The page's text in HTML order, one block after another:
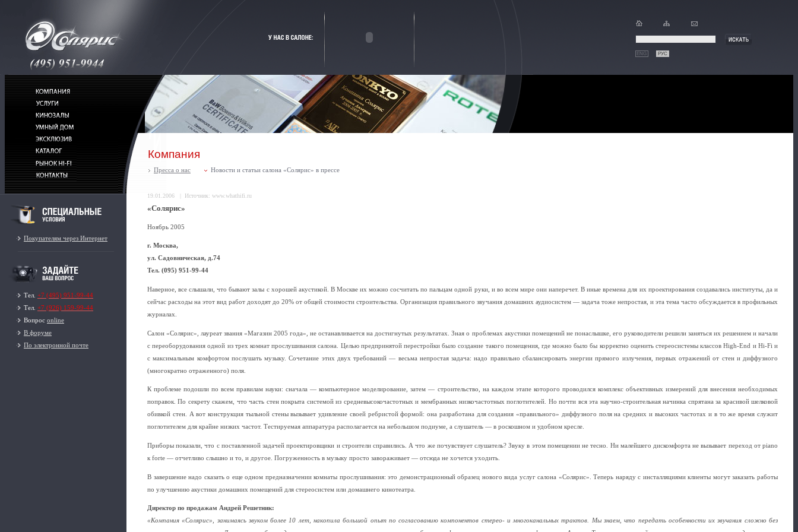
ENG РУС
Покупателям через Интернет
Тел. +7 (495) 951-99-44
Тел. +7 (926) 159-99-44
Вопрос online
В форуме
По электронной почте
Компания
Пресса о нас Новости и статьи салона «Солярис» в прессе
19.01.2006 | Источник: www.whathifi.ru
«Солярис»
Ноябрь 2005
г. Москва,
ул. Садовническая, д.74
Тел. (095) 951-99-44
Наверное, все слышали, что бывают залы с хорошей акустикой. В Москве их можно сосчитать по пальцам одной руки, и во всем мире они наперечет. В иные времена для их проектирования создавались институты, да и
сейчас расходы на этот вид работ доходят до 20% от общей стоимости строительства. Организация правильного звучания домашних аудиосистем — задача тоже непростая, и эта тема часто обсуждается в профильных
журналах.
Салон «Солярис», лауреат звания «Магазин 2005 года», не останавливается на достигнутых результатах. Зная о проблемах акустики помещений не понаслышке, его руководители решили заняться их решением и начали
с переоборудования одной из трех комнат прослушивания салона. Целью предпринятой перестройки было создание такого помещения, где можно было бы корректно оценить стереосистемы классов High-End и Hi-Fi и
с максимальным комфортом послушать музыку. Сочетание этих двух требований — весьма непростая задача: надо правильно сбалансировать энергии прямого излучения, первых отражений от стен и диффузного
(многократно отраженного) поля.
К проблеме подошли по всем правилам науки: сначала — компьютерное моделирование, затем — строительство, на каждом этапе которого проводился комплекс объективных измерений для внесения необходимых
поправок. По секрету скажем, что часть стен покрыта системой из средневысокочастотных и мембранных низкочастотных поглотителей. Но почти вся эта научно-строительная начинка спрятана за красивой шелковой
обивкой стен. А вот конструкция тыльной стены вызывает удивление своей ребристой формой: она разработана для создания «правильного» диффузного поля на средних и высоких частотах и в то же время служит
поглотителем для крайне низких частот. Тестируемая аппаратура располагается на небольшом подиуме, а слушатель — в роскошном и удобном кресле.
Приборы показали, что с поставленной задачей проектировщики и строители справились. А что же почувствует слушатель? Звуку в этом помещении не тесно. Ни малейшего дискомфорта не вызывает переход от piano
к forte — отчетливо слышно и то, и другое. Погруженность в музыку просто завораживает — отсюда не хочется уходить.
В завершение надо сказать о еще одном предназначении комнаты прослушивания: это демонстрационный образец нового вида услуг салона «Солярис». Теперь наряду с инсталляциями клиенты могут заказать работы
по улучшению акустики домашних помещений для стереосистем или домашнего кинотеатра.
Директор по продажам Андрей Решетник:
«Компания «Солярис», занимаясь звуком более 10 лет, накопила большой опыт по согласованию компонентов стерео- и многоканальных трактов. Мы знаем, что передать особенности их звучания сложно без